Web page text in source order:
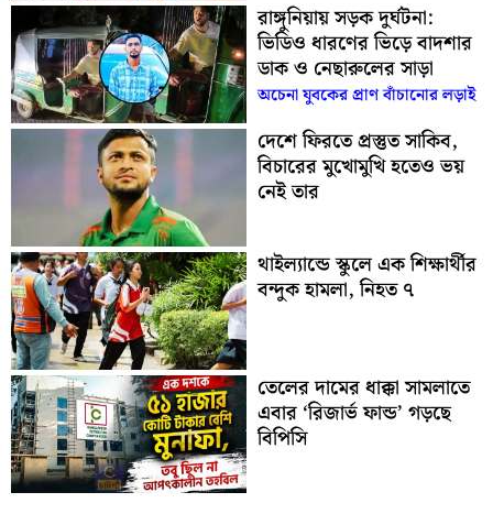
রাঙ্গুনিয়ায় সড়ক দুর্ঘটনা:
ভিডিও ধারণের ভিড়ে বাদশার
ডাক ও নেছারুলের সাড়া
অচেনা যুবকের প্রাণ বাঁচানোর লড়াই
দেশে ফিরতে প্রস্তুত সাকিব,
বিচারের মুখোমুখি হতেও ভয়
নেই তার
থাইল্যান্ডে স্কুলে এক শিক্ষার্থীর
বন্দুক হামলা, নিহত ৭
তেলের দামের ধাক্কা সামলাতে
এবার ‘রিজার্ভ ফান্ড’ গড়ছে
বিপিসি